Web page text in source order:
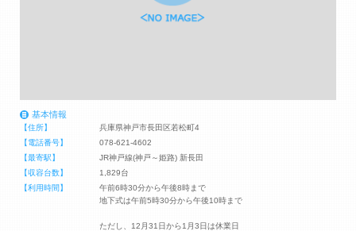
基本情報
【住所】
兵庫県神戸市長田区若松町4
【電話番号】
078-621-4602
【最寄駅】
JR神戸線(神戸～姫路) 新長田
【収容台数】
1,829台
【利用時間】
午前6時30分から午後8時まで
地下式は午前5時30分から午後10時まで
ただし、12月31日から1月3日は休業日